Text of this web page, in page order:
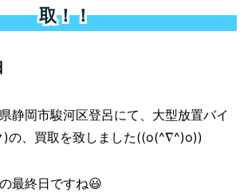
取！！
静岡市駿河区登呂にて、大型放置バイ
)の、買取を致しました((o(^∇^)o))
最終日ですね😃